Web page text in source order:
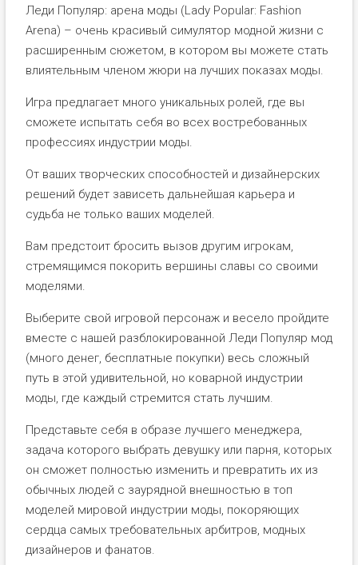
Леди Популяр: арена моды (Lady Popular: Fashion
Arena) – очень красивый симулятор модной жизни с
расширенным сюжетом, в котором вы можете стать
влиятельным членом жюри на лучших показах моды.
Игра предлагает много уникальных ролей, где вы
сможете испытать себя во всех востребованных
профессиях индустрии моды.
От ваших творческих способностей и дизайнерских
решений будет зависеть дальнейшая карьера и
судьба не только ваших моделей.
Вам предстоит бросить вызов другим игрокам,
стремящимся покорить вершины славы со своими
моделями.
Выберите свой игровой персонаж и весело пройдите
вместе с нашей разблокированной Леди Популяр мод
(много денег, бесплатные покупки) весь сложный
путь в этой удивительной, но коварной индустрии
моды, где каждый стремится стать лучшим.
Представьте себя в образе лучшего менеджера,
задача которого выбрать девушку или парня, которых
он сможет полностью изменить и превратить их из
обычных людей с заурядной внешностью в топ
моделей мировой индустрии моды, покоряющих
сердца самых требовательных арбитров, модных
дизайнеров и фанатов.